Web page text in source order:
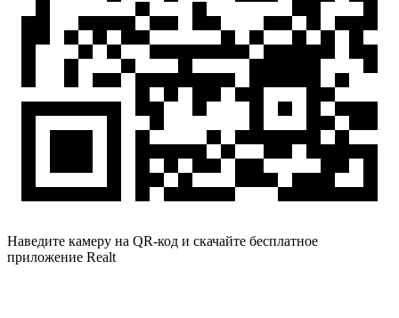
Наведите камеру на QR-код и скачайте бесплатное
приложение Realt